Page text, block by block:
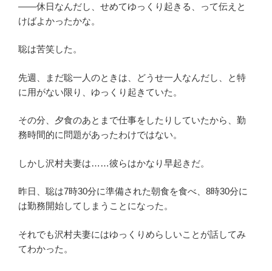
――休日なんだし、せめてゆっくり起きる、って伝えと
けばよかったかな。
聡は苦笑した。
先週、まだ聡一人のときは、どうせ一人なんだし、と特
に用がない限り、ゆっくり起きていた。
その分、夕食のあとまで仕事をしたりしていたから、勤
務時間的に問題があったわけではない。
しかし沢村夫妻は……彼らはかなり早起きだ。
昨日、聡は7時30分に準備された朝食を食べ、8時30分に
は勤務開始してしまうことになった。
それでも沢村夫妻にはゆっくりめらしいことが話してみ
てわかった。